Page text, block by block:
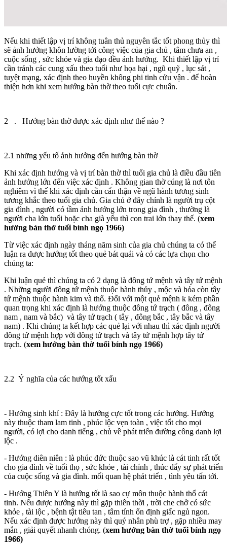
Nếu khi thiết lập vị trí không tuân thủ nguyên tắc tốt phong thủy thì
sẽ ảnh hưởng khôn lường tới công việc của gia chủ , tâm chưa an ,
cuộc sống , sức khỏe và gia đạo đều ảnh hưởng. Khi thiết lập vị trí
cần tránh các cung xấu theo tuổi như họa hại , ngũ quỹ , lục sát ,
tuyệt mạng, xác định theo huyền không phi tinh cửu vận . để hoàn
thiện hơn khi xem hướng bàn thờ theo tuổi cực chuẩn.
2 . Hướng bàn thờ được xác định như thế nào ?
2.1 những yếu tố ảnh hưởng đến hướng bàn thờ
Khi xác định hướng và vị trí bàn thờ thì tuổi gia chủ là điều đầu tiên
ảnh hưởng lớn đến việc xác định . Không gian thờ cúng là nơi tôn
nghiêm vì thế khi xác định cần cẩn thận về ngũ hành tương sinh
tương khắc theo tuổi gia chủ. Gia chủ ở đây chính là người trụ cột
gia đình , người có tầm ảnh hưởng lớn trong gia đình , thường là
người cha lớn tuổi hoặc cha già yếu thì con trai lớn thay thế. (xem
hướng bàn thờ tuổi bính ngọ 1966)
Từ việc xác định ngày tháng năm sinh của gia chủ chúng ta có thể
luận ra được hướng tốt theo quẻ bát quái và có các lựa chọn cho
chúng ta:
Khi luận quẻ thì chúng ta có 2 dạng là đông tứ mệnh và tây tứ mệnh
. Những người đông tứ mệnh thuộc hành thủy , mộc và hỏa còn tây
tứ mệnh thuộc hành kim và thổ. Đối với một quẻ mệnh k kém phần
quan trọng khi xác định là hướng thuộc đông tứ trạch ( đông , đông
nam , nam và bắc) và tây tứ trạch ( tây , đông bắc , tây bắc và tây
nam) . Khi chúng ta kết hợp các quẻ lại với nhau thì xác định người
đông tứ mệnh hợp với đông tứ trạch và tây tứ mệnh hợp tây tứ
trạch. (xem hướng bàn thờ tuổi bính ngọ 1966)
2.2 Ý nghĩa của các hướng tốt xấu
- Hướng sinh khí : Đây là hướng cực tốt trong các hướng. Hướng
này thuộc tham lam tinh , phúc lộc vẹn toàn , việc tốt cho mọi
người, có lợi cho danh tiếng , chủ về phát triển đường công danh lợi
lộc .
- Hướng diên niên : là phúc đức thuộc sao vũ khúc là cát tinh rất tốt
cho gia đình về tuổi thọ , sức khỏe , tài chính , thúc đẩy sự phát triển
của cuộc sống và gia đình. mối quan hệ phát triển , tình yêu tấn tới.
- Hướng Thiên Y là hướng tốt là sao cự môn thuộc hành thổ cát
tinh. Nếu được hướng này thì gặp thiên thời , trời che chở có sức
khỏe , tài lộc , bệnh tật tiêu tan , tâm tính ổn định giấc ngủ ngon.
Nếu xác định được hướng này thì quý nhân phù trợ , gặp nhiều may
mắn , giải quyết nhanh chóng. (xem hướng bàn thờ tuổi bính ngọ
1966)